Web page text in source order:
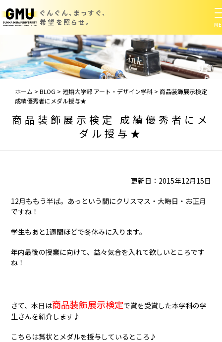
ぐんぐん、まっすぐ、
希望を照らせ。
ホーム > BLOG > 短期大学部 アート・デザイン学科 > 商品装飾展示検定
成績優秀者にメダル授与★
商品装飾展示検定 成績優秀者にメ
ダル授与★
更新日：2015年12月15日
12月ももう半ば。あっという間にクリスマス・大晦日・お正月
ですね！
学生もあと1週間ほどで冬休みに入ります。
年内最後の授業に向けて、益々気合を入れて欲しいところです
ね！
さて、本日は商品装飾展示検定で賞を受賞した本学科の学
生さんを紹介します♪
こちらは賞状とメダルを授与しているところ♪